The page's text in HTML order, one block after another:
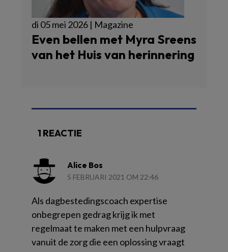
di 05 mei 2026 | Magazine
Even bellen met Myra Sreens
van het Huis van herinnering
1 REACTIE
Alice Bos
5 FEBRUARI 2021 OM 22:46
Als dagbestedingscoach expertise
onbegrepen gedrag krijg ik met
regelmaat te maken met een hulpvraag
vanuit de zorg die een oplossing vraagt